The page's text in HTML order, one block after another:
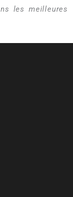
les meilleures